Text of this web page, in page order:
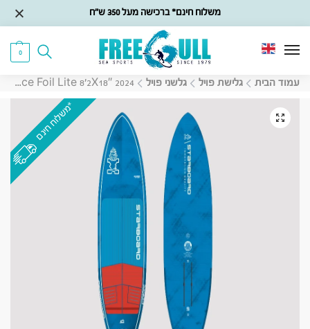
משלוח חינם* ברכישה מעל 350 ש״ח
0
עמוד הבית גלישת פויל גלשני פויל Starboard Ace Foil Lite 8’2X18″ 2024 גלשן סאפ פויל/דאון ווינד